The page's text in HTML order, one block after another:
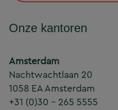
Onze kantoren
Amsterdam
Nachtwachtlaan 20
1058 EA Amsterdam
+31 (0)30 – 265 5555